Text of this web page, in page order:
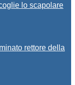
lo scapolare
rettore della